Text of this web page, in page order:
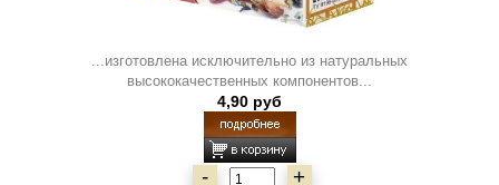
...изготовлена исключительно из натуральных
высококачественных компонентов...
4,90 руб
- +